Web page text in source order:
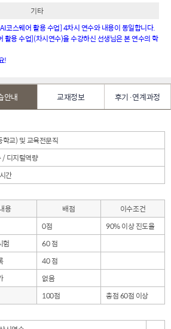
기타
코스웨어 활용 수업] 4차시 연수와 내용이 동일합니다.
활용 수업](차시연수)을 수강하신 선생님은 본 연수의 학
!
안내 교재정보 후기·연계과정
학교) 및 교육전문직
/ 디지털역량
간
용 배점 이수조건
100점 총점 60점 이상
0점
90% 이상 진도율
험
60 점
40 점
없음